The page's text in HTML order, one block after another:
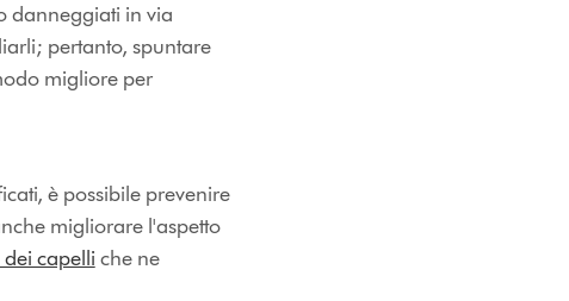
danneggiati in via
pertanto, spuntare
migliore per
è possibile prevenire
migliorare l'aspetto
capelli che ne